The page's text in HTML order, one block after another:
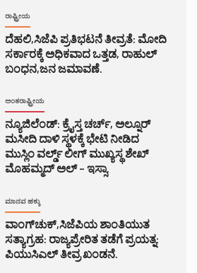
ರಾಷ್ಟ್ರೀಯ
ದೆಹಲಿ,ಸಿಜೆಪಿ ಪ್ರತಿಭಟನೆ ತೀವ್ರತೆ: ಮೋದಿ
ಸರ್ಕಾರಕ್ಕೆ ಅಧಿಕವಾದ ಒತ್ತಡ, ರಾಹುಲ್
ಬಂಧನ,ಜನ ಜಮಾವಣೆ.
ಅಂತರಾಷ್ಟ್ರೀಯ
ನ್ಯೂಜಿಲೆಂಡ್: ಕ್ರೈಸ್ತ ಚರ್ಚ್, ಅಲ್ನೂರ್
ಮಸೀದಿ ದಾಳಿ ಸ್ಥಳಕ್ಕೆ ಭೇಟಿ ನೀಡಿದ
ಮುಸ್ಲಿಂ ವರ್ಲ್ಡ್ ಲೀಗ್ ಮುಖ್ಯಸ್ಥ ಶೇಖ್
ಮೊಹಮ್ಮದ್ ಅಲ್ – ಇಸ್ಸಾ.
ಮಾನವ ಹಕ್ಕು
ವಾಂಗ್‌ಚುಕ್,ಸಿಜೆಪಿಯ ಶಾಂತಿಯುತ
ಸತ್ಯಾಗ್ರಹ: ರಾಜ್ಯಪ್ರೇರಿತ ತಡೆಗೆ ಪ್ರಯತ್ನ:
ಪಿಯುಸಿಎಲ್ ತೀವ್ರ ಖಂಡನೆ.